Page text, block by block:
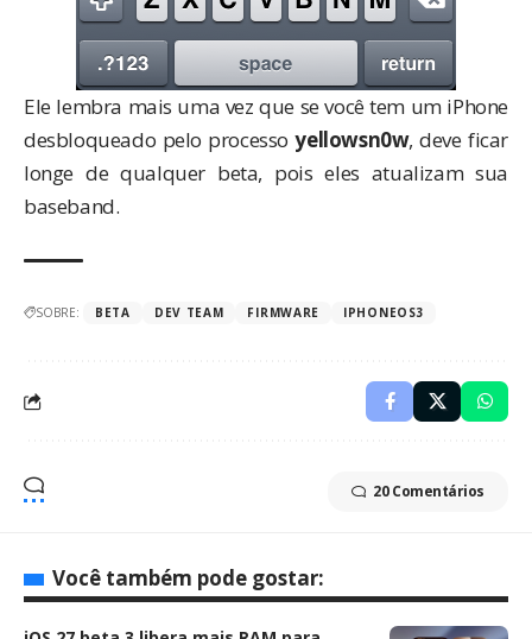
Ele lembra mais uma vez que se você tem um iPhone
desbloqueado pelo processoyellowsn0w, deve ficar
longe de qualquer beta, pois eles atualizam sua
baseband.
SOBRE: BETA DEV TEAM FIRMWARE IPHONEOS3
20 Comentários
Você também pode gostar: